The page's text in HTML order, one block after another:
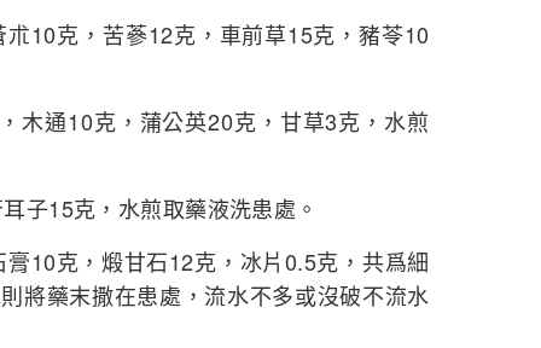
10克，苦蔘12克，車前草15克，豬苓10
木通10克，蒲公英20克，甘草3克，水煎
子15克，水煎取藥液洗患處。
10克，煅甘石12克，冰片0.5克，共爲細
將藥末撒在患處，流水不多或沒破不流水